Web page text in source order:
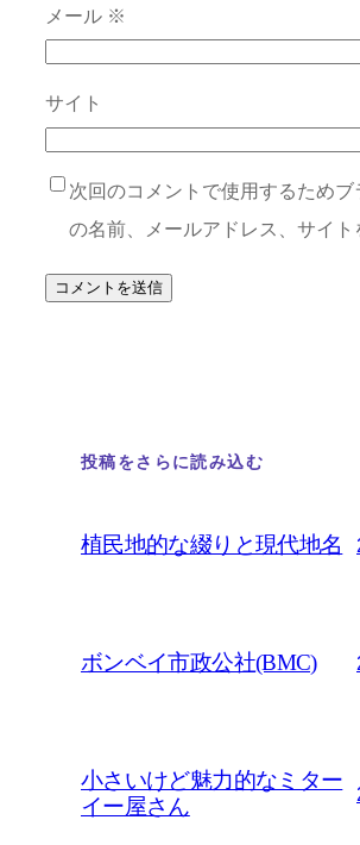
メール ※
サイト
次回のコメントで使用するため
の名前、メールアドレス、サイト
投稿をさらに読み込む
植民地的な綴りと現代地名
ボンベイ市政公社(BMC)
小さいけど魅力的なミター
イー屋さん